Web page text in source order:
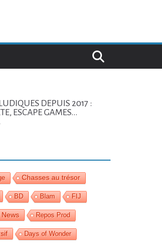
DEPUIS 2017 :
ESCAPE GAMES...
Chasses au trésor
BD Blam FIJ
News Repos Prod
Days of Wonder